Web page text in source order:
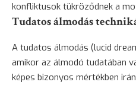
konfliktusok tükröződnek a
Tudatos álmodás
A tudatos álmodás (lucid
amikor az álmodó tudatában
képes bizonyos mértékben